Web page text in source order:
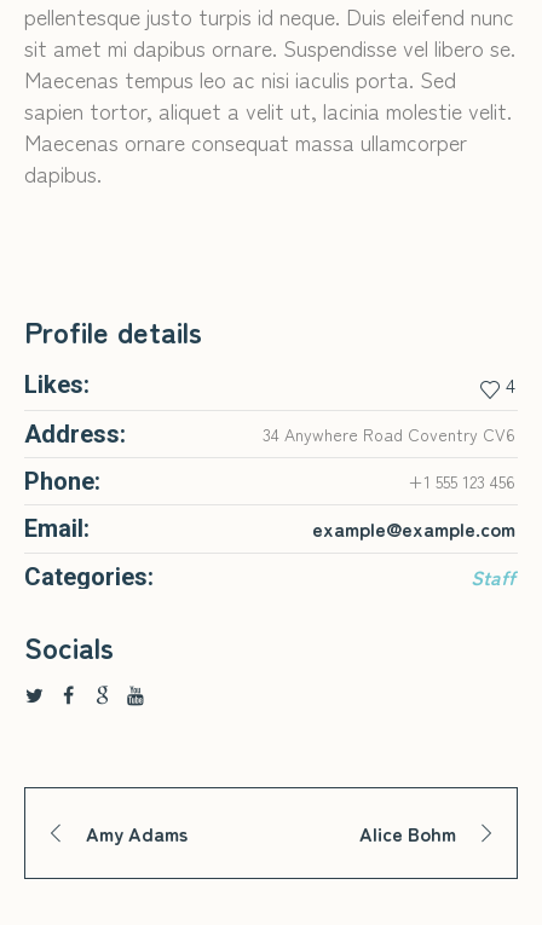
pellentesque justo turpis id neque. Duis eleifend nunc
sit amet mi dapibus ornare. Suspendisse vel libero se.
Maecenas tempus leo ac nisi iaculis porta. Sed
sapien tortor, aliquet a velit ut, lacinia molestie velit.
Maecenas ornare consequat massa ullamcorper
dapibus.
Profile details
Likes:
4
Address:
34 Anywhere Road Coventry CV6
Phone: +1 555 123 456
Email:
example@example.com
Categories:
Staff
Socials
Amy Adams Alice Bohm